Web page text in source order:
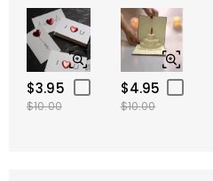
$3.95
$10.00
$4.95
$10.00